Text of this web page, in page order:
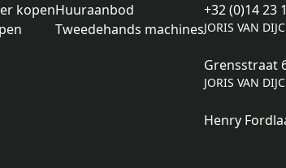
kopenHuuraanbod
Tweedehands machines
+32 (0)14 23
JORIS VAN
Grensstraat
JORIS VAN
Henry